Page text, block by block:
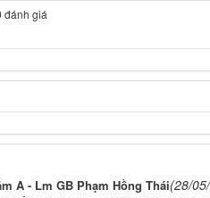
đánh giá
A - Lm GB Phạm Hồng Thái(28/